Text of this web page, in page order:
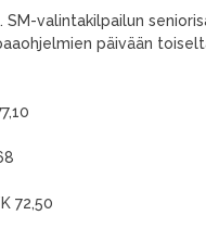
valintakilpailun
päivään
72,50